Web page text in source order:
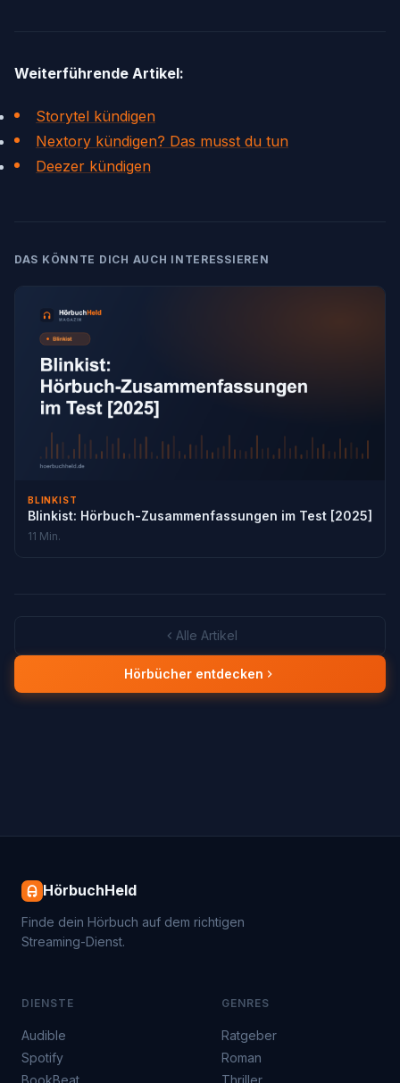
Weiterführende Artikel:
Storytel kündigen
Nextory kündigen? Das musst du tun
Deezer kündigen
DAS KÖNNTE DICH AUCH INTERESSIEREN
BLINKIST
Blinkist: Hörbuch-Zusammenfassungen im Test [2025]
11 Min.
Alle Artikel
Hörbücher entdecken
HörbuchHeld
Finde dein Hörbuch auf dem richtigen
Streaming-Dienst.
DIENSTE
Audible
Spotify
GENRES
Ratgeber
Roman